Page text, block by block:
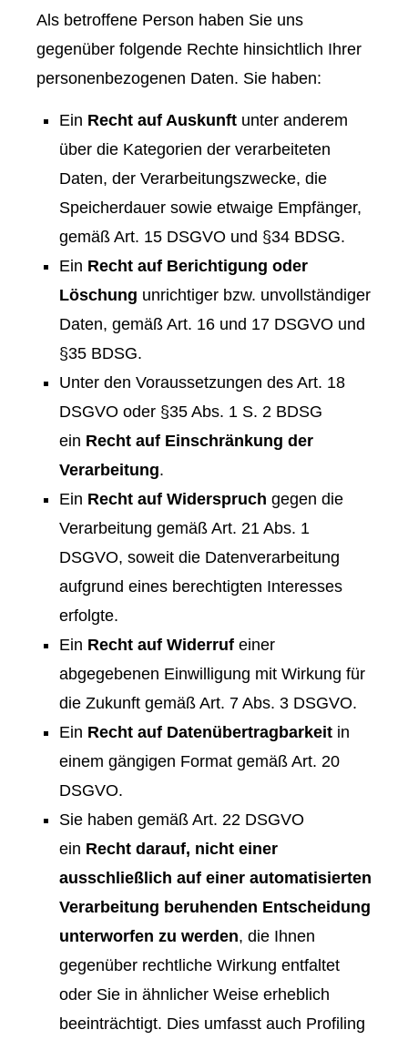
Als betroffene Person haben Sie uns
gegenüber folgende Rechte hinsichtlich Ihrer
personenbezogenen Daten. Sie haben:
Ein Recht auf Auskunft unter anderem
über die Kategorien der verarbeiteten
Daten, der Verarbeitungszwecke, die
Speicherdauer sowie etwaige Empfänger,
gemäß Art. 15 DSGVO und §34 BDSG.
Ein Recht auf Berichtigung oder
Löschung unrichtiger bzw. unvollständiger
Daten, gemäß Art. 16 und 17 DSGVO und
§35 BDSG.
Unter den Voraussetzungen des Art. 18
DSGVO oder §35 Abs. 1 S. 2 BDSG
ein Recht auf Einschränkung der
Verarbeitung.
Ein Recht auf Widerspruch gegen die
Verarbeitung gemäß Art. 21 Abs. 1
DSGVO, soweit die Datenverarbeitung
aufgrund eines berechtigten Interesses
erfolgte.
Ein Recht auf Widerruf einer
abgegebenen Einwilligung mit Wirkung für
die Zukunft gemäß Art. 7 Abs. 3 DSGVO.
Ein Recht auf Datenübertragbarkeit in
einem gängigen Format gemäß Art. 20
DSGVO.
Sie haben gemäß Art. 22 DSGVO
ein Recht darauf, nicht einer
ausschließlich auf einer automatisierten
Verarbeitung beruhenden Entscheidung
unterworfen zu werden, die Ihnen
gegenüber rechtliche Wirkung entfaltet
oder Sie in ähnlicher Weise erheblich
beeinträchtigt. Dies umfasst auch Profiling